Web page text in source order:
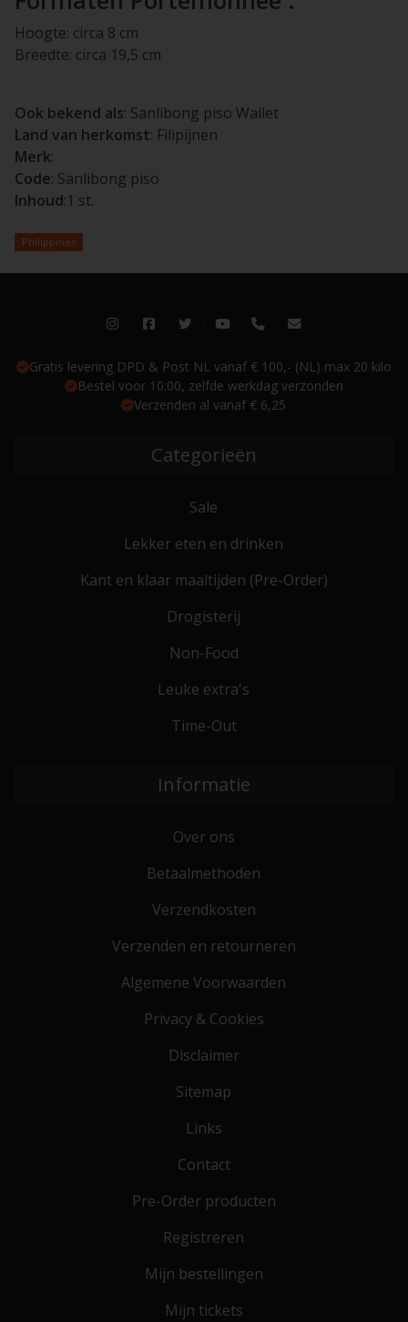
Hoogte: circa 8 cm
Breedte: circa 19,5 cm
Ook bekend als: Sanlibong piso Wallet
Land van herkomst: Filipijnen
Merk:
Code: Sanlibong piso
Inhoud:1 st.
Philippines
Gratis levering DPD & Post NL vanaf € 100,- (NL) max 20 kilo
Bestel voor 10:00, zelfde werkdag verzonden
Verzenden al vanaf € 6,25
Categorieën
Sale
Lekker eten en drinken
Kant en klaar maaltijden (Pre-Order)
Drogisterij
Non-Food
Leuke extra's
Time-Out
Informatie
Over ons
Betaalmethoden
Verzendkosten
Verzenden en retourneren
Algemene Voorwaarden
Privacy & Cookies
Disclaimer
Sitemap
Links
Contact
Pre-Order producten
Registreren
Mijn bestellingen
Mijn tickets